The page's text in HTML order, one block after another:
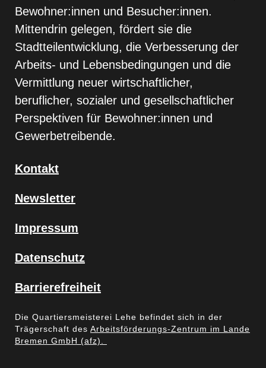
Bewohner:innen und Besucher:innen.
Mittendrin gelegen, fördert sie die
Stadtteilentwicklung, die Verbesserung der
Arbeits- und Lebensbedingungen und die
Vermittlung neuer wirtschaftlicher,
beruflicher, sozialer und gesellschaftlicher
Perspektiven für Bewohner:innen und
Gewerbetreibende.
Kontakt
Newsletter
Impressum
Datenschutz
Barrierefreiheit
Die Quartiersmeisterei Lehe befindet sich in der
Trägerschaft des Arbeitsförderungs-Zentrum im Lande
Bremen GmbH (afz).